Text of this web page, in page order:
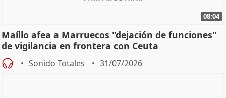
08:04
Maíllo afea a Marruecos "dejación de funciones"
de vigilancia en frontera con Ceuta
Sonido Totales 31/07/2026